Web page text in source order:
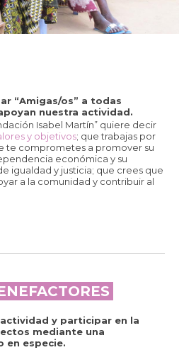
“Amigas/os” a todas
nuestra actividad.
Isabel Martín” quiere decir
y objetivos; que trabajas por
te comprometes a promover su
económica y su
igualdad y justicia; que crees que
a la comunidad y contribuir al
y participar en la
mediante una
en especie.